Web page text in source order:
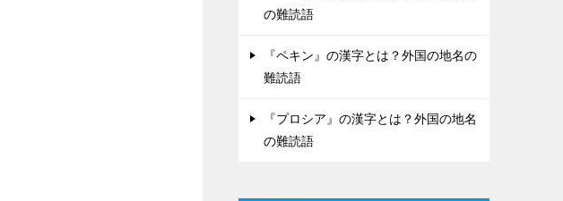
の難読語
『ペキン』の漢字とは？外国の地名の
難読語
『プロシア』の漢字とは？外国の地名
の難読語